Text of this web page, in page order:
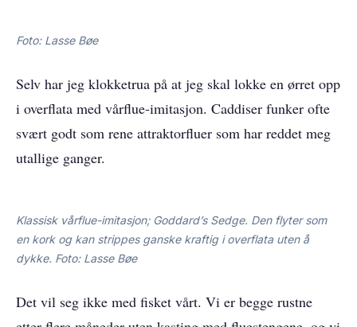
Foto: Lasse Bøe
Selv har jeg klokketrua på at jeg skal lokke en ørret opp
i overflata med vårflue-imitasjon. Caddiser funker ofte
svært godt som rene attraktorfluer som har reddet meg
utallige ganger.
Klassisk vårflue-imitasjon; Goddard’s Sedge. Den flyter som
en kork og kan strippes ganske kraftig i overflata uten å
dykke. Foto: Lasse Bøe
Det vil seg ikke med fisket vårt. Vi er begge rustne